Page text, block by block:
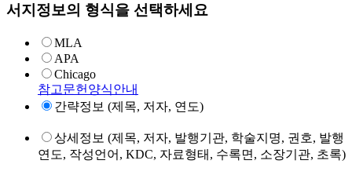
서지정보의 형식을 선택하세요
MLA
APA
Chicago
참고문헌양식안내
간략정보 (제목, 저자, 연도)
상세정보 (제목, 저자, 발행기관, 학술지명, 권호, 발행
연도, 작성언어, KDC, 자료형태, 수록면, 소장기관, 초록)